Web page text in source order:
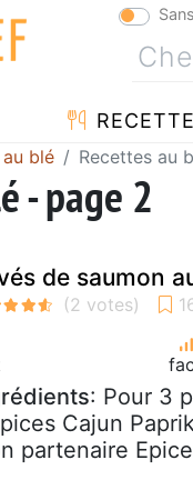
blé Recettes au
- page 2
de saumon
: Pour 3
Cajun
partenaire